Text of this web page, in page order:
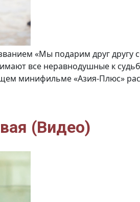
«Мы подарим друг другу
все неравнодушные к
минифильме «Азия-Плюс»
(Видео)